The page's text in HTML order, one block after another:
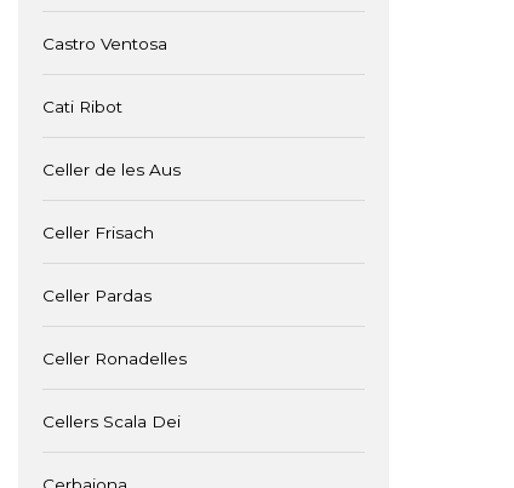
Castro Ventosa
Cati Ribot
Celler de les Aus
Celler Frisach
Celler Pardas
Celler Ronadelles
Cellers Scala Dei